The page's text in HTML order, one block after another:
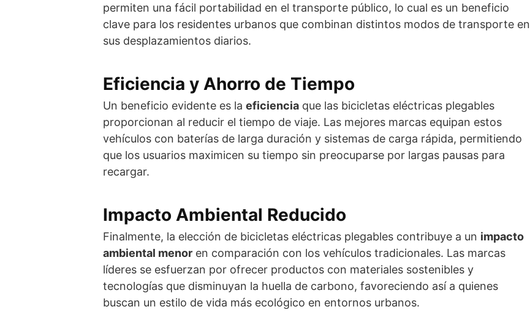
permiten una fácil portabilidad en el transporte público, lo cual es un beneficio
clave para los residentes urbanos que combinan distintos modos de transporte en
sus desplazamientos diarios.
Eficiencia y Ahorro de Tiempo
Un beneficio evidente es la eficiencia que las bicicletas eléctricas plegables
proporcionan al reducir el tiempo de viaje. Las mejores marcas equipan estos
vehículos con baterías de larga duración y sistemas de carga rápida, permitiendo
que los usuarios maximicen su tiempo sin preocuparse por largas pausas para
recargar.
Impacto Ambiental Reducido
Finalmente, la elección de bicicletas eléctricas plegables contribuye a un impacto
ambiental menor en comparación con los vehículos tradicionales. Las marcas
líderes se esfuerzan por ofrecer productos con materiales sostenibles y
tecnologías que disminuyan la huella de carbono, favoreciendo así a quienes
buscan un estilo de vida más ecológico en entornos urbanos.